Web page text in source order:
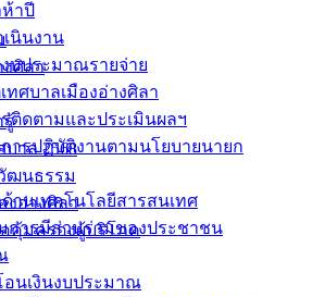
าปี
นินงาน
บประมาณรายจ่าย
ศบาลเมืองอ่างศิลา
ติดตามและประเมินผลฯ
ารปฏิบัติงานตามนโยบายนายก
านเทคโนโลยีสารสนเทศ
การมีส่วนร่วมของประชาชน
อนเงินงบประมาณ
ศิลา
รู้
บาล 2568
ฒนธรรม
งอ่างศิลา
คุ้มครองผู้บริโภค